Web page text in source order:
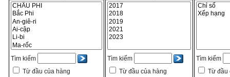
Tìm kiếm
Từ đầu của hàng
Tìm kiếm
Từ đầu của hàng
Tìm kiếm
Từ đầu